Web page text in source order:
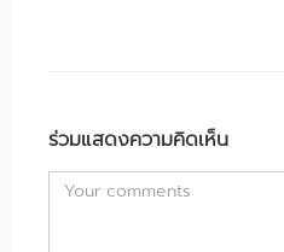
ร่วมแสดงความคิดเห็น